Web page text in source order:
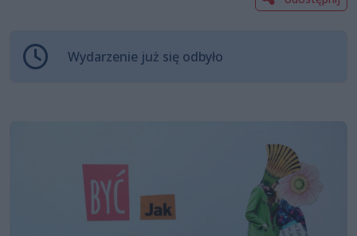
Wydarzenie już się odbyło